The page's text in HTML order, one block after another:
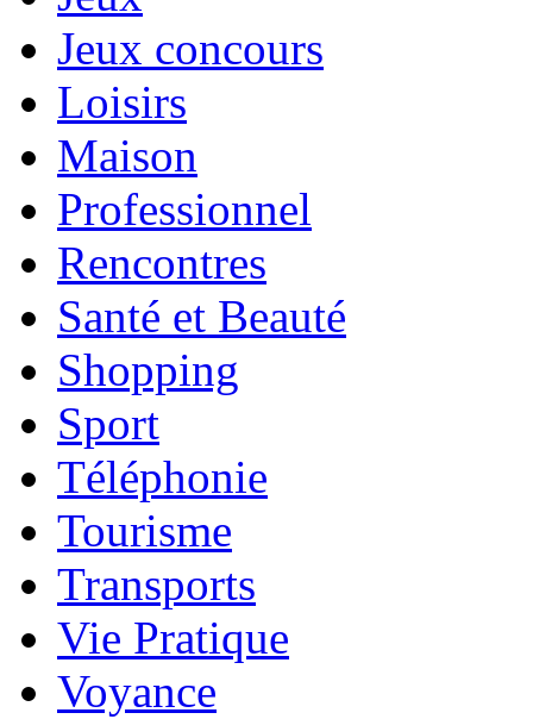
Jeux concours
Loisirs
Maison
Professionnel
Rencontres
Santé et Beauté
Shopping
Sport
Téléphonie
Tourisme
Transports
Vie Pratique
Voyance